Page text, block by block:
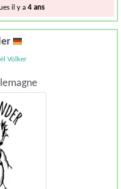
il y a 4 ans
Völker